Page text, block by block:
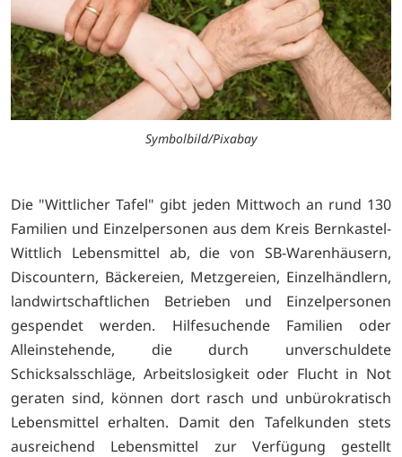
Symbolbild/Pixabay
Die "Wittlicher Tafel" gibt jeden Mittwoch an rund 130
Familien und Einzelpersonen aus dem Kreis Bernkastel-
Wittlich Lebensmittel ab, die von SB-Warenhäusern,
Discountern, Bäckereien, Metzgereien, Einzelhändlern,
landwirtschaftlichen Betrieben und Einzelpersonen
gespendet werden. Hilfesuchende Familien oder
Alleinstehende, die durch unverschuldete
Schicksalsschläge, Arbeitslosigkeit oder Flucht in Not
geraten sind, können dort rasch und unbürokratisch
Lebensmittel erhalten. Damit den Tafelkunden stets
ausreichend Lebensmittel zur Verfügung gestellt